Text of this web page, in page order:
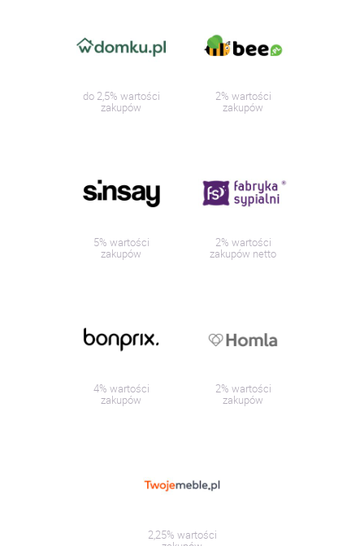
do 2,5% wartości
zakupów
2% wartości
zakupów
5% wartości
zakupów
2% wartości
zakupów netto
4% wartości
zakupów
2% wartości
zakupów
2,25% wartości